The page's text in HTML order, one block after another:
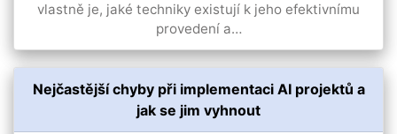
vlastně je, jaké techniky existují k jeho efektivnímu
provedení a…
Nejčastější chyby při implementaci AI projektů a
jak se jim vyhnout